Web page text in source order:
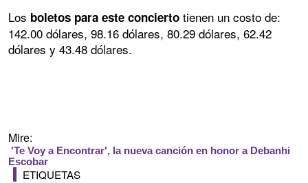
Los boletos para este concierto tienen un costo de:
142.00 dólares, 98.16 dólares, 80.29 dólares, 62.42
dólares y 43.48 dólares.
Mire:
'Te Voy a Encontrar', la nueva canción en honor a Debanhi
Escobar
ETIQUETAS